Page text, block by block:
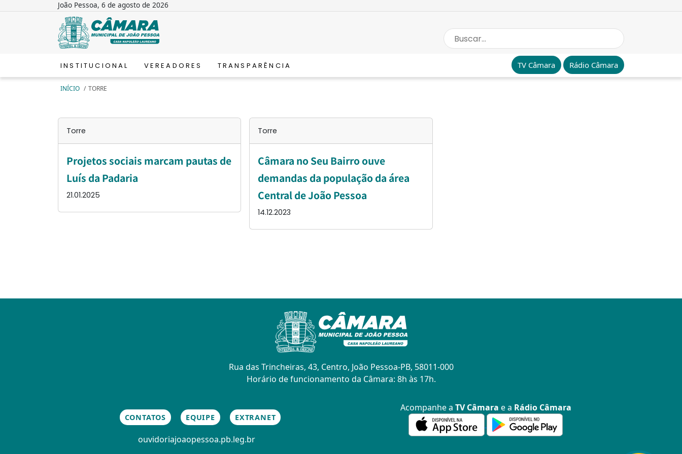
João Pessoa, 6 de agosto de 2026
INSTITUCIONAL VEREADORES TRANSPARÊNCIA TV Câmara Rádio Câmara
INÍCIO / TORRE
Torre
Projetos sociais marcam pautas de
Luís da Padaria
21.01.2025
Torre
Câmara no Seu Bairro ouve
demandas da população da área
Central de João Pessoa
14.12.2023
Rua das Trincheiras, 43, Centro, João Pessoa-PB, 58011-000
Horário de funcionamento da Câmara: 8h às 17h.
CONTATOS EQUIPE EXTRANET
ouvidoriajoaopessoa.pb.leg.br
Acompanhe a TV Câmara e a Rádio Câmara